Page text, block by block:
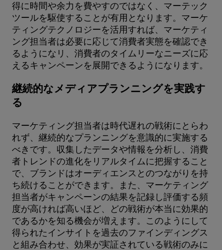
得に時間や余力を費やすのではなく、マーテック
ツールを駆使することが有用となります。マーケ
ティングテクノロジーを活用すれば、マーケティ
ング担当者は必要に応じて消費者実態を確認でき
るようになリ、消費者のタイムリーなニーズに応
えるキャンペーンを展開できるようになります。
継続的なメディアプランニングを実践す
る
マーケティング担当者は時代遅れの戦術にとらわ
れず、継続的なプランニングを意識的に実施する
べきです。収集したデータや情報を分析し、消費
者トレンドの進化をリアルタイムに把握すること
で、ブランドはオーディエンスとのつながりを持
ち続けることができます。また、マーケティング
担当者がキャンペーンの結果を記録し評価する頻
度が高ければ高いほど、どの戦術が本当に効果的
であるかを知る機会が増えます。このようにして
得られたインサイトを過去のファインディングス
と組み合わせ、効果が実証されている戦術のみに